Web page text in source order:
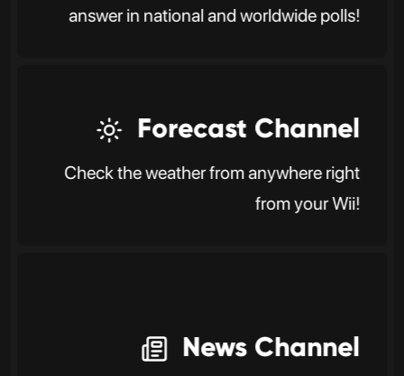
answer in national and worldwide polls!
Forecast Channel
Check the weather from anywhere right
from your Wii!
News Channel